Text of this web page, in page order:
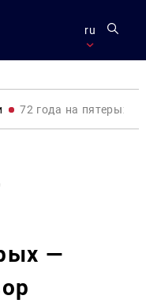
ru
72 года на пятерых —
—